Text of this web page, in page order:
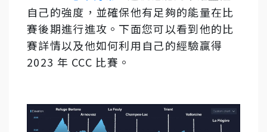
自己的強度，並確保他有足夠的能量在比
賽後期進行進攻。下面您可以看到他的比
賽詳情以及他如何利用自己的經驗贏得
2023 年 CCC 比賽。